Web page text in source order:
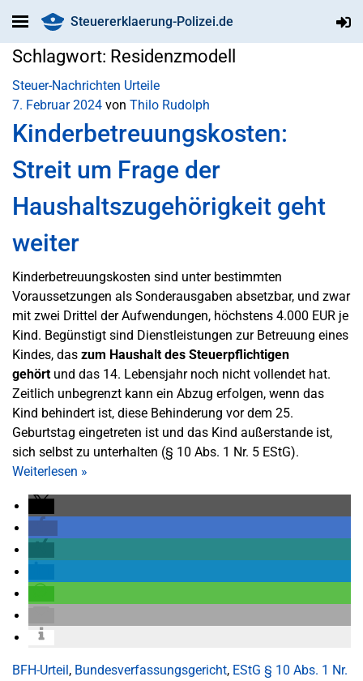
Steuererklaerung-Polizei.de
Schlagwort: Residenzmodell
Steuer-Nachrichten Urteile
7. Februar 2024 von Thilo Rudolph
Kinderbetreuungskosten:
Streit um Frage der
Haushaltszugehörigkeit geht
weiter
Kinderbetreuungskosten sind unter bestimmten
Voraussetzungen als Sonderausgaben absetzbar, und zwar
mit zwei Drittel der Aufwendungen, höchstens 4.000 EUR je
Kind. Begünstigt sind Dienstleistungen zur Betreuung eines
Kindes, das zum Haushalt des Steuerpflichtigen
gehörtund das 14. Lebensjahr noch nicht vollendet hat.
Zeitlich unbegrenzt kann ein Abzug erfolgen, wenn das
Kind behindert ist, diese Behinderung vor dem 25.
Geburtstag eingetreten ist und das Kind außerstande ist,
sich selbst zu unterhalten (§ 10 Abs. 1 Nr. 5 EStG).
Weiterlesen »
BFH-Urteil, Bundesverfassungsgericht, EStG § 10 Abs. 1 Nr.